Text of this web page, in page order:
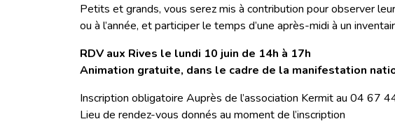
Petits et grands, vous serez mis à contribution pour observer
ou à l’année, et participer le temps d’une après-midi à un
RDV aux Rives le lundi 10 juin de 14h à 17h
Animation gratuite, dans le cadre de la manifestation
Inscription obligatoire Auprès de l’association Kermit au 04 67
Lieu de rendez-vous donnés au moment de l’inscription